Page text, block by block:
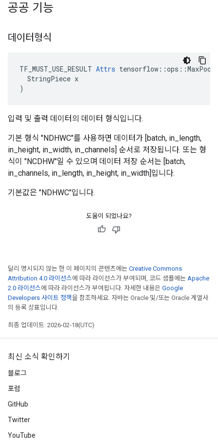
공공 기능
데이터형식
TF_MUST_USE_RESULT Attrs
  StringPiece x
)
입력 및 출력 데이터의 데이터 형식입니다.
기본 형식 "NDHWC"를 사용하면 데이터가 [batch, in_length,
in_height, in_width, in_channels] 순서로 저장됩니다. 또는 형
식이 "NCDHW"일 수 있으며 데이터 저장 순서는 [batch,
in_channels, in_length, in_height, in_width]입니다.
기본값은 "NDHWC"입니다.
도움이 되었나요?
달리 명시되지 않는 한 이 페이지의 콘텐츠에는 Creative Commons
Attribution 4.0 라이선스에 따라 라이선스가 부여되며, 코드 샘플에는 Apache
2.0 라이선스에 따라 라이선스가 부여됩니다. 자세한 내용은 Google
Developers 사이트 정책을 참조하세요. 자바는 Oracle 및/또는 Oracle 계열사
의 등록 상표입니다.
최종 업데이트: 2026-02-18(UTC)
최신 소식 확인하기
블로그
포럼
GitHub
Twitter
YouTube